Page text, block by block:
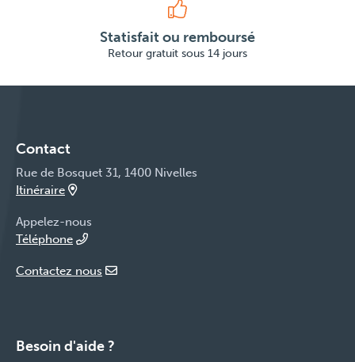
Statisfait ou remboursé
Retour gratuit sous 14 jours
Contact
Rue de Bosquet 31, 1400 Nivelles
Itinéraire
Appelez-nous
Téléphone
Contactez nous
Besoin d'aide ?